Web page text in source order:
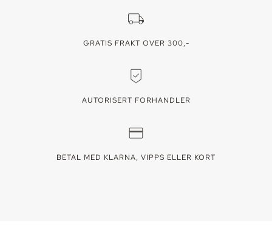
GRATIS FRAKT OVER 300,-
AUTORISERT FORHANDLER
BETAL MED KLARNA, VIPPS ELLER KORT